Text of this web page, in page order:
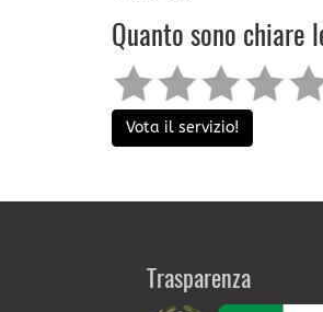
Quanto sono chiare
Vota il servizio!
Trasparenza